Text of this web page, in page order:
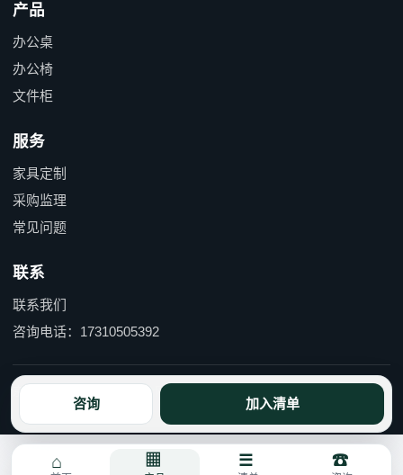
咨询 加入清单
产品
办公桌
办公椅
文件柜
服务
家具定制
采购监理
常见问题
联系
联系我们
咨询电话：17310505392
京ICP备15055597号-1 京公网安备110114000490号